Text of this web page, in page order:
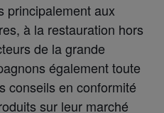
principalement aux
à la restauration hors
de la grande
également toute
conseils en conformité
sur leur marché